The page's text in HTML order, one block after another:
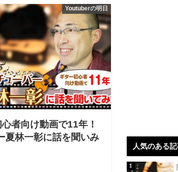
Youtuberの明日
者向け動画で11年！
夏林一彰に話を聞いみ
人気のある